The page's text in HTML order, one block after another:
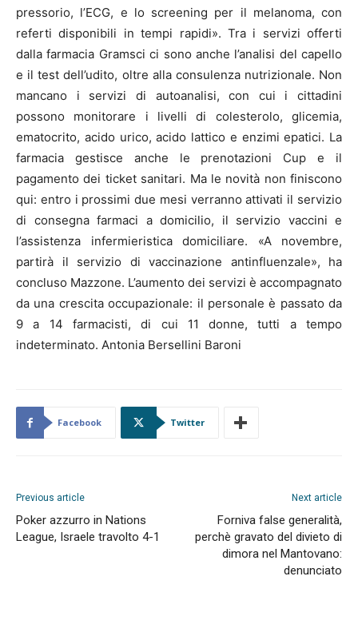
pressorio, l’ECG, e lo screening per il melanoma, con
referti disponibili in tempi rapidi». Tra i servizi offerti
dalla farmacia Gramsci ci sono anche l’analisi del capello
e il test dell’udito, oltre alla consulenza nutrizionale. Non
mancano i servizi di autoanalisi, con cui i cittadini
possono monitorare i livelli di colesterolo, glicemia,
ematocrito, acido urico, acido lattico e enzimi epatici. La
farmacia gestisce anche le prenotazioni Cup e il
pagamento dei ticket sanitari. Ma le novità non finiscono
qui: entro i prossimi due mesi verranno attivati il servizio
di consegna farmaci a domicilio, il servizio vaccini e
l’assistenza infermieristica domiciliare. «A novembre,
partirà il servizio di vaccinazione antinfluenzale», ha
concluso Mazzone. L’aumento dei servizi è accompagnato
da una crescita occupazionale: il personale è passato da
9 a 14 farmacisti, di cui 11 donne, tutti a tempo
indeterminato. Antonia Bersellini Baroni
Facebook Twitter
Previous article
Poker azzurro in Nations
League, Israele travolto 4-1
Next article
Forniva false generalità,
perchè gravato del divieto di
dimora nel Mantovano:
denunciato